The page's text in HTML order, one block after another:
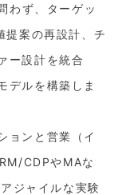
わず、ターゲッ
提案の再設計、チ
ー設計を統合
デルを構築しま
ョンと営業（イ
CDPやMAな
ジャイルな実験